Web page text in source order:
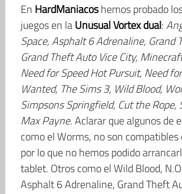
En HardManiacoshemos probado
juegos en laUnusual Vortex dual:
Space, Asphalt 6 Adrenaline, Grand
Grand Theft Auto Vice City,
Need for Speed Hot Pursuit, Need
Wanted, The Sims 3, Wild Blood,
Simpsons Springfield, Cut the Rope,
Max Payne. Aclarar que algunos de
como el Worms, no son compatibles
por lo que no hemos podido
tablet. Otros como el Wild Blood,
Asphalt 6 Adrenaline, Grand Theft